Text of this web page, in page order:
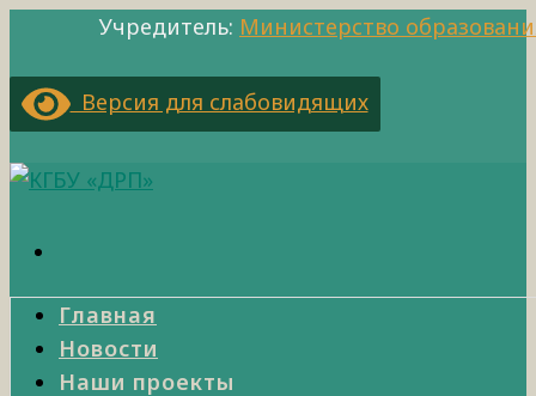
Учредитель: Министерство
Версия для слабовидящих
Главная
Новости
Наши проекты